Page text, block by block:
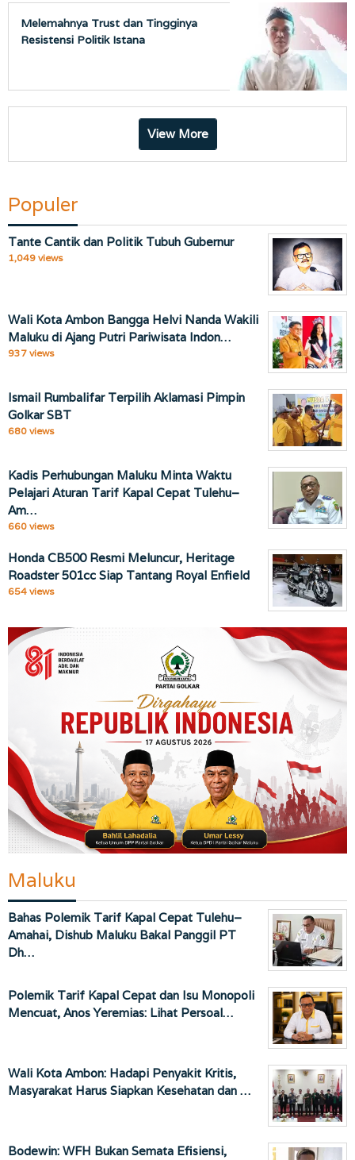
Melemahnya Trust dan Tingginya
Resistensi Politik Istana
View More
Populer
Tante Cantik dan Politik Tubuh Gubernur
1,049 views
Wali Kota Ambon Bangga Helvi Nanda Wakili
Maluku di Ajang Putri Pariwisata Indon…
937 views
Ismail Rumbalifar Terpilih Aklamasi Pimpin
Golkar SBT
680 views
Kadis Perhubungan Maluku Minta Waktu
Pelajari Aturan Tarif Kapal Cepat Tulehu–
Am…
660 views
Honda CB500 Resmi Meluncur, Heritage
Roadster 501cc Siap Tantang Royal Enfield
654 views
Maluku
Bahas Polemik Tarif Kapal Cepat Tulehu–
Amahai, Dishub Maluku Bakal Panggil PT
Dh…
Polemik Tarif Kapal Cepat dan Isu Monopoli
Mencuat, Anos Yeremias: Lihat Persoal…
Wali Kota Ambon: Hadapi Penyakit Kritis,
Masyarakat Harus Siapkan Kesehatan dan …
Bodewin: WFH Bukan Semata Efisiensi,